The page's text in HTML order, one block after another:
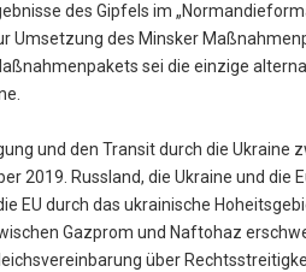
des Gipfels im
Umsetzung des Minsker
sei die einzige
und den Transit durch die Ukraine
2019. Russland, die Ukraine und die
EU durch das ukrainische
Gazprom und Naftohaz
über